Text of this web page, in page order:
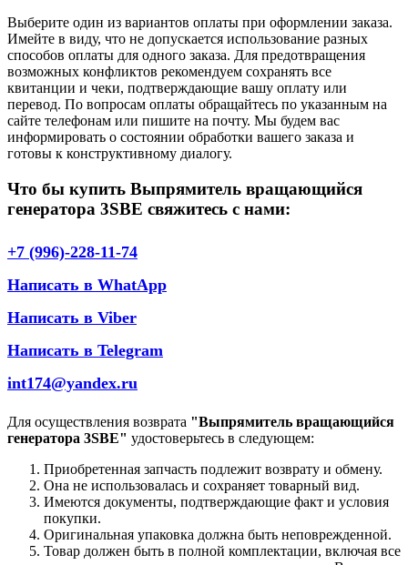
Выберите один из вариантов оплаты при оформлении заказа.
Имейте в виду, что не допускается использование разных
способов оплаты для одного заказа. Для предотвращения
возможных конфликтов рекомендуем сохранять все
квитанции и чеки, подтверждающие вашу оплату или
перевод. По вопросам оплаты обращайтесь по указанным на
сайте телефонам или пишите на почту. Мы будем вас
информировать о состоянии обработки вашего заказа и
готовы к конструктивному диалогу.
Что бы купить Выпрямитель вращающийся
генератора 3SBE свяжитесь с нами:
+7 (996)-228-11-74
Написать в WhatApp
Написать в Viber
Написать в Telegram
int174@yandex.ru
Для осуществления возврата "Выпрямитель вращающийся
генератора 3SBE" удостоверьтесь в следующем:
Приобретенная запчасть подлежит возврату и обмену.
Она не использовалась и сохраняет товарный вид.
Имеются документы, подтверждающие факт и условия
покупки.
Оригинальная упаковка должна быть неповрежденной.
Товар должен быть в полной комплектации, включая все